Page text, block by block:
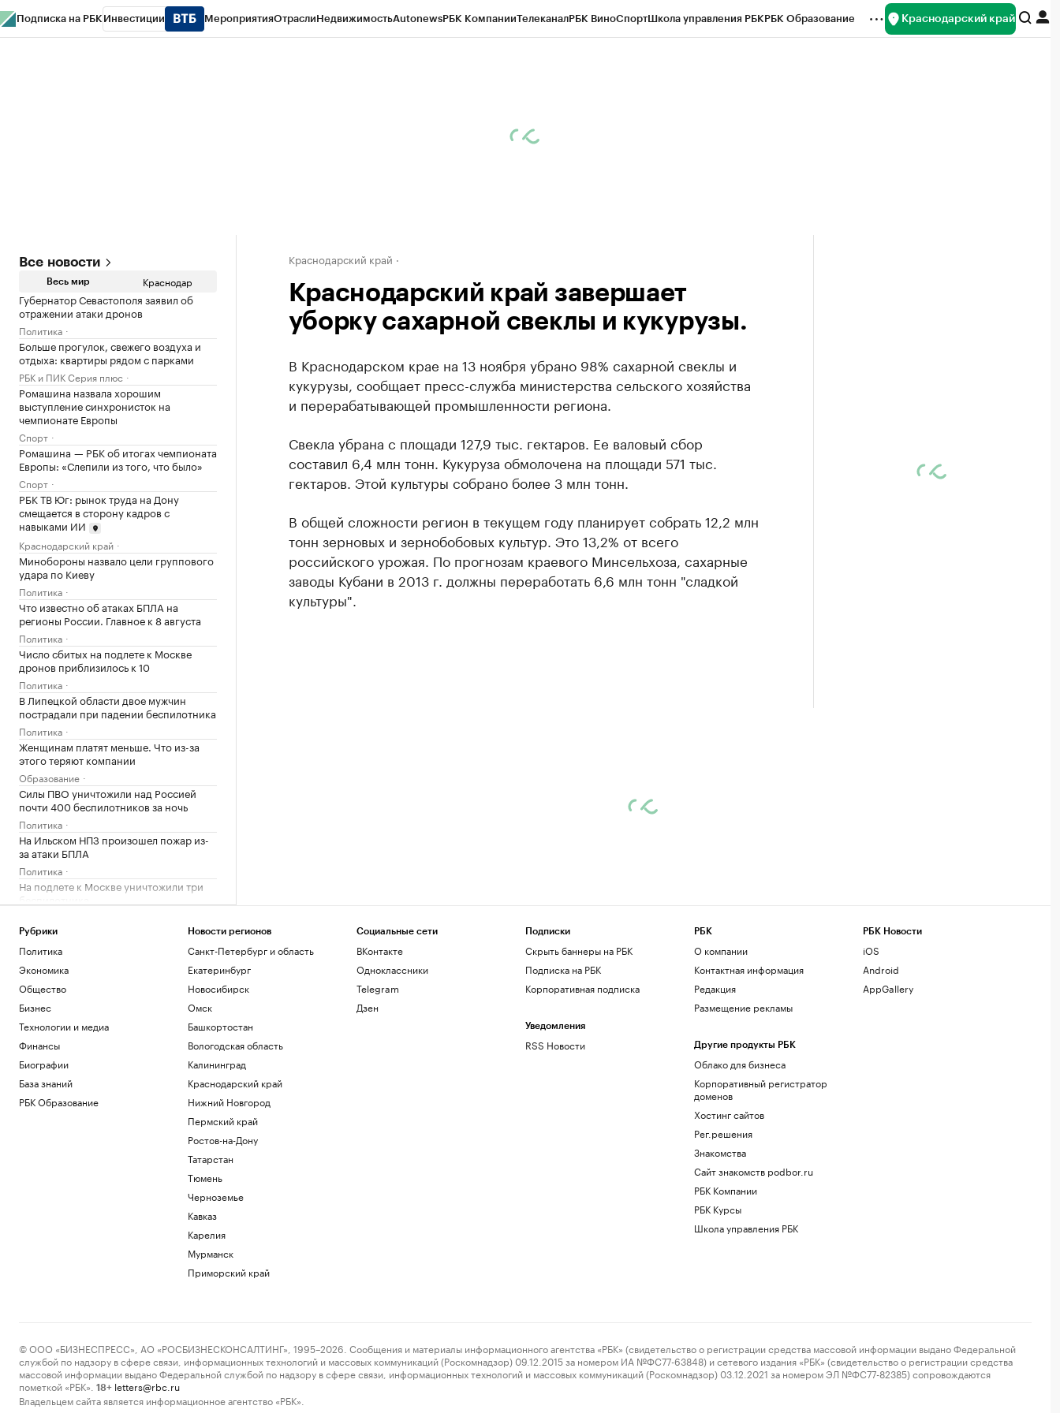
Подписка на РБК Инвестиции МероприятияОтраслиНедвижимостьAutonewsРБК КомпанииТелеканалРБК ВиноСпортШкола управления РБКРБК Образование Краснодарский край
Все новости
Весь мир Краснодар
Губернатор Севастополя заявил об
отражении атаки дронов
Политика
Больше прогулок, свежего воздуха и
отдыха: квартиры рядом с парками
РБК и ПИК Серия плюс
Ромашина назвала хорошим
выступление синхронисток на
чемпионате Европы
Спорт
Ромашина — РБК об итогах чемпионата
Европы: «Слепили из того, что было»
Спорт
РБК ТВ Юг: рынок труда на Дону
смещается в сторону кадров с
навыками ИИ
Краснодарский край
Минобороны назвало цели группового
удара по Киеву
Политика
Что известно об атаках БПЛА на
регионы России. Главное к 8 августа
Политика
Число сбитых на подлете к Москве
дронов приблизилось к 10
Политика
В Липецкой области двое мужчин
пострадали при падении беспилотника
Политика
Женщинам платят меньше. Что из-за
этого теряют компании
Образование
Силы ПВО уничтожили над Россией
почти 400 беспилотников за ночь
Политика
На Ильском НПЗ произошел пожар из-
за атаки БПЛА
Политика
На подлете к Москве уничтожили три
беспилотника
Как Ходынка стала новым центром
притяжения
Над Ростовской областью перехватили
более 30 беспилотников
Политика
Украинские дроны атаковали
области
Политика
Зачем смартфону телеобъектив, 200
Мп и большой сенсор
пообещала США больше не атаковать
Axios узнал, что OpenAI замедлила
Краснодарский край
Краснодарский край завершает
уборку сахарной свеклы и кукурузы.
В Краснодарском крае на 13 ноября убрано 98% сахарной свеклы и
кукурузы, сообщает пресс-служба министерства сельского хозяйства
и перерабатывающей промышленности региона.
Свекла убрана с площади 127,9 тыс. гектаров. Ее валовый сбор
составил 6,4 млн тонн. Кукуруза обмолочена на площади 571 тыс.
гектаров. Этой культуры собрано более 3 млн тонн.
В общей сложности регион в текущем году планирует собрать 12,2 млн
тонн зерновых и зернобобовых культур. Это 13,2% от всего
российского урожая. По прогнозам краевого Минсельхоза, сахарные
заводы Кубани в 2013 г. должны переработать 6,6 млн тонн "сладкой
культуры".
Рубрики
Политика
Экономика
Общество
Бизнес
Технологии и медиа
Финансы
Биографии
База знаний
РБК Образование
Новости регионов
Санкт-Петербург и область
Екатеринбург
Новосибирск
Омск
Башкортостан
Вологодская область
Калининград
Краснодарский край
Нижний Новгород
Пермский край
Ростов-на-Дону
Татарстан
Тюмень
Черноземье
Кавказ
Карелия
Мурманск
Приморский край
Социальные сети
ВКонтакте
Одноклассники
Telegram
Дзен
Подписки
Скрыть баннеры на РБК
Подписка на РБК
Корпоративная подписка
Уведомления
RSS Новости
РБК
О компании
Контактная информация
Редакция
Размещение рекламы
Другие продукты РБК
Облако для бизнеса
Корпоративный регистратор
доменов
Хостинг сайтов
Рег.решения
Знакомства
Сайт знакомств podbor.ru
РБК Компании
РБК Курсы
Школа управления РБК
РБК Новости
iOS
Android
AppGallery
© ООО «БИЗНЕСПРЕСС», АО «РОСБИЗНЕСКОНСАЛТИНГ», 1995–2026. Сообщения и материалы информационного агентства «РБК» (свидетельство о регистрации средства массовой информации выдано Федеральной
службой по надзору в сфере связи, информационных технологий и массовых коммуникаций (Роскомнадзор) 09.12.2015 за номером ИА №ФС77-63848) и сетевого издания «РБК» (свидетельство о регистрации средства
массовой информации выдано Федеральной службой по надзору в сфере связи, информационных технологий и массовых коммуникаций (Роскомнадзор) 03.12.2021 за номером ЭЛ №ФС77-82385) сопровождаются
пометкой «РБК».
18+ letters@rbc.ru
Владельцем сайта является информационное агентство «РБК».